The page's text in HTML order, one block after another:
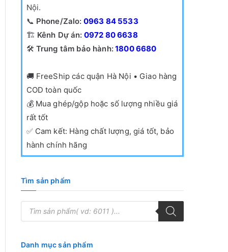
Nội.
📞 Phone/Zalo: 0963 84 5533
🏗️ Kênh Dự án: 0972 80 6638
🛠️ Trung tâm bảo hành:1800 6680
🚚 FreeShip các quận Hà Nội • Giao hàng
COD toàn quốc
💰 Mua ghép/gộp hoặc số lượng nhiều giá
rất tốt
✅ Cam kết: Hàng chất lượng, giá tốt, bảo
hành chính hãng
Tìm sản phẩm
T
m
ế
Danh mục sản phẩm